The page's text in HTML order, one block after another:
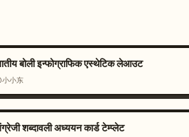
बोली इन्फोग्राफिक एस्थेटिक लेआउट
小小东
शब्दावली अध्ययन कार्ड टेम्प्लेट